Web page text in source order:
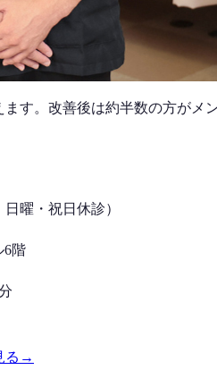
ます。改善後は約半数の方がメ
日曜・祝日 休診）
6階
る →